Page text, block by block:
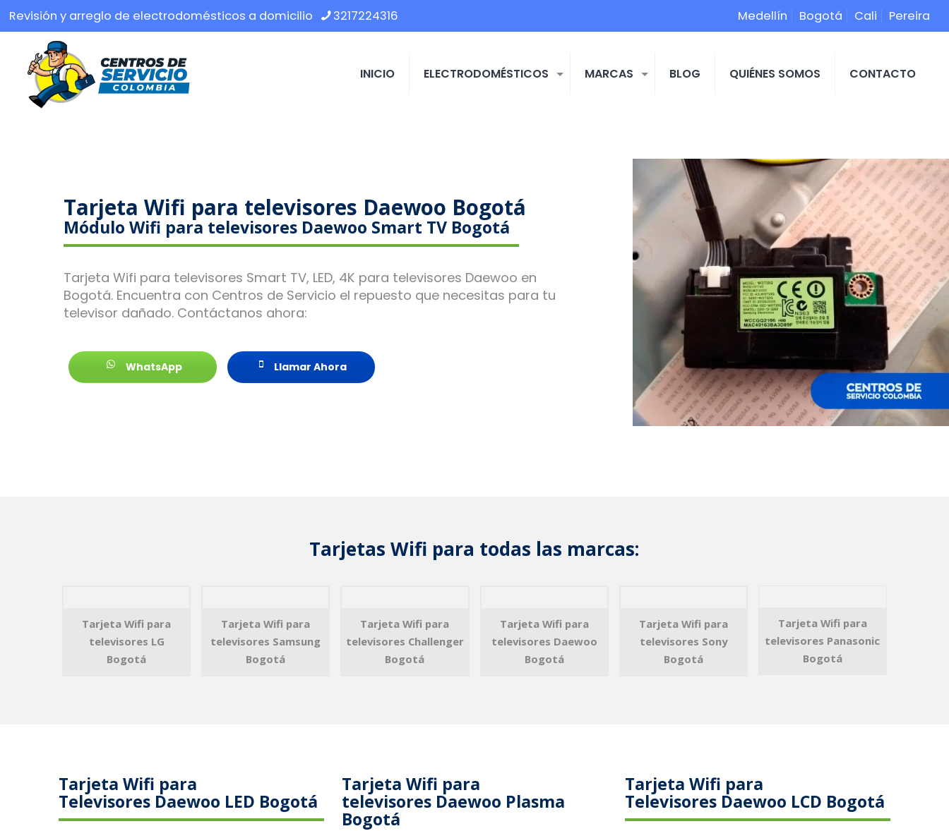
Revisión y arreglo de electrodomésticos a domicilio 3217224316 Medellín Bogotá Cali Pereira
INICIO ELECTRODOMÉSTICOS MARCAS BLOG QUIÉNES SOMOS CONTACTO
Tarjeta Wifi para televisores Daewoo Bogotá
Módulo Wifi para televisores Daewoo Smart TV Bogotá
Tarjeta Wifi para televisores Smart TV, LED, 4K para televisores Daewoo en
Bogotá. Encuentra con Centros de Servicio el repuesto que necesitas para tu
televisor dañado. Contáctanos ahora:
WhatsApp Llamar Ahora
Tarjetas Wifi para todas las marcas:
Tarjeta Wifi para
televisores LG
Bogotá
Tarjeta Wifi para
televisores Samsung
Bogotá
Tarjeta Wifi para
televisores Challenger
Bogotá
Tarjeta Wifi para
televisores Daewoo
Bogotá
Tarjeta Wifi para
televisores Sony
Bogotá
Tarjeta Wifi para
televisores Panasonic
Bogotá
Tarjeta Wifi para
Televisores Daewoo LED Bogotá
Tarjeta Wifi para
televisores Daewoo Plasma
Bogotá
Tarjeta Wifi para
Televisores Daewoo LCD Bogotá